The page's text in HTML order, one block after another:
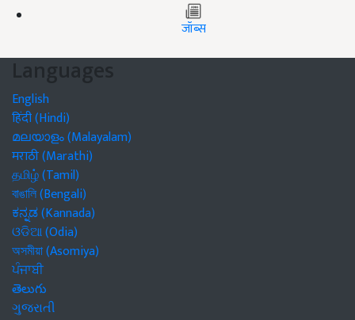
जॉब्स
Languages
English
हिंदी (Hindi)
മലയാളം (Malayalam)
मराठी (Marathi)
தமிழ் (Tamil)
বাঙালি (Bengali)
ಕನ್ನಡ (Kannada)
ଓଡିଆ (Odia)
অসমীয়া (Asomiya)
ਪੰਜਾਬੀ
తెలుగు
ગુજરાતી